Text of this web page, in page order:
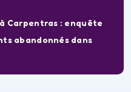
Carpentras : enquête
abandonnés dans